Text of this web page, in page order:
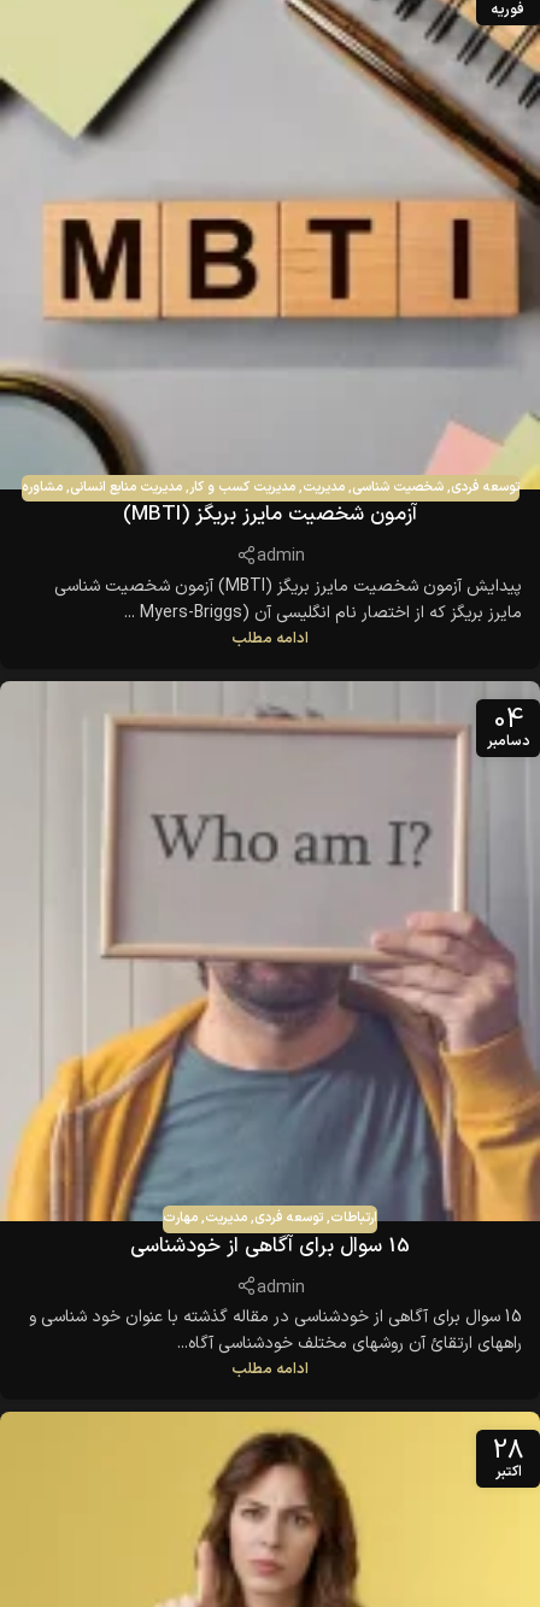
فوریه
توسعه فردی,شخصیت شناسی,مدیریت,مدیریت کسب و کار,مدیریت منابع انسانی,مشاوره
آزمون شخصیت مایرز بریگز (MBTI)
admin
پیدایش آزمون شخصیت مایرز بریگز (MBTI) آزمون شخصیت شناسی
مایرز بریگز که از اختصار نام انگلیسی آن (Myers-Briggs ...
ادامه مطلب
04
دسامبر
ارتباطات,توسعه فردی,مدیریت,مهارت
15 سوال برای آگاهی از خودشناسی
admin
15 سوال برای آگاهی از خودشناسی در مقاله گذشته با عنوان خود شناسی و
راههای ارتقائ آن روشهای مختلف خودشناسی آگاه...
ادامه مطلب
28
اکتبر